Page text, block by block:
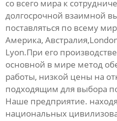
со всего мира к
долгосрочной взаимной
поставляться по всему
Америка,
Lyon.При его
основной в мире метод
работы, низкой цены на
подходящим для выбора
Наше предприятие.
национальных